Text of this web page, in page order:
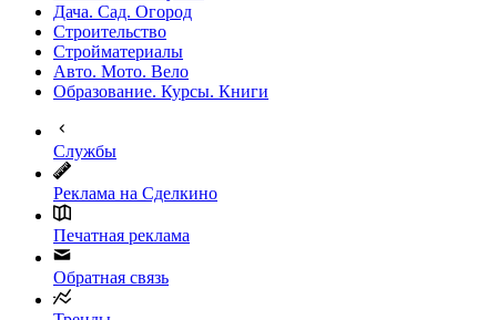
Дача. Сад. Огород
Строительство
Стройматериалы
Авто. Мото. Вело
Образование. Курсы. Книги
Службы
Реклама на Сделкино
Печатная реклама
Обратная связь